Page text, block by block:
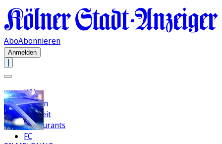
AboAbonnieren
Anmelden
Köln
Region
Freizeit
Restaurants
FC